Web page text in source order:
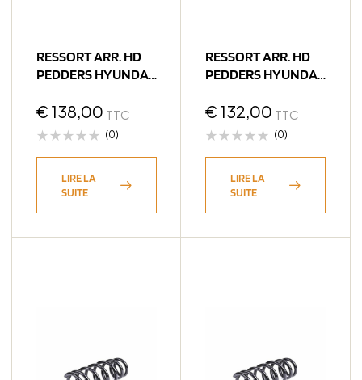
RESSORT ARR. HD
PEDDERS HYUNDAI
2018
€ 138,00 TTC
(0)
LIRE LA
SUITE
RESSORT ARR. HD
PEDDERS HYUNDAI
€ 132,00 TTC
(0)
LIRE LA
SUITE